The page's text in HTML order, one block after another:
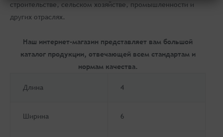
строительстве, сельском хозяйстве, промышленности и
других отраслях.
Наш интернет-магазин представляет вам большой
каталог продукции, отвечающей всем стандартам и
нормам качества.
Длина 4
Ширина 6